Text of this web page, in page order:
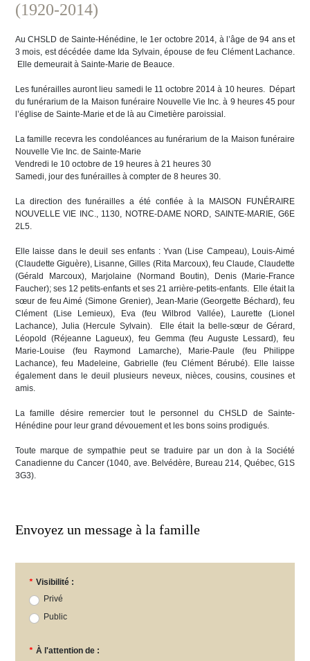
(1920-2014)
Au CHSLD de Sainte-Hénédine, le 1er octobre 2014, à l’âge de 94 ans et
3 mois, est décédée dame Ida Sylvain, épouse de feu Clément Lachance.
Elle demeurait à Sainte-Marie de Beauce.
Les funérailles auront lieu samedi le 11 octobre 2014 à 10 heures. Départ
du funérarium de la Maison funéraire Nouvelle Vie Inc. à 9 heures 45 pour
l’église de Sainte-Marie et de là au Cimetière paroissial.
La famille recevra les condoléances au funérarium de la Maison funéraire
Nouvelle Vie Inc. de Sainte-Marie
Vendredi le 10 octobre de 19 heures à 21 heures 30
Samedi, jour des funérailles à compter de 8 heures 30.
La direction des funérailles a été confiée à la MAISON FUNÉRAIRE
NOUVELLE VIE INC., 1130, NOTRE-DAME NORD, SAINTE-MARIE, G6E
2L5.
Elle laisse dans le deuil ses enfants : Yvan (Lise Campeau), Louis-Aimé
(Claudette Giguère), Lisanne, Gilles (Rita Marcoux), feu Claude, Claudette
(Gérald Marcoux), Marjolaine (Normand Boutin), Denis (Marie-France
Faucher); ses 12 petits-enfants et ses 21 arrière-petits-enfants. Elle était la
sœur de feu Aimé (Simone Grenier), Jean-Marie (Georgette Béchard), feu
Clément (Lise Lemieux), Eva (feu Wilbrod Vallée), Laurette (Lionel
Lachance), Julia (Hercule Sylvain). Elle était la belle-sœur de Gérard,
Léopold (Réjeanne Lagueux), feu Gemma (feu Auguste Lessard), feu
Marie-Louise (feu Raymond Lamarche), Marie-Paule (feu Philippe
Lachance), feu Madeleine, Gabrielle (feu Clément Bérubé). Elle laisse
également dans le deuil plusieurs neveux, nièces, cousins, cousines et
amis.
La famille désire remercier tout le personnel du CHSLD de Sainte-
Hénédine pour leur grand dévouement et les bons soins prodigués.
Toute marque de sympathie peut se traduire par un don à la Société
Canadienne du Cancer (1040, ave. Belvédère, Bureau 214, Québec, G1S
3G3).
Envoyez un message à la famille
* Visibilité :
Privé
Public
* À l'attention de :